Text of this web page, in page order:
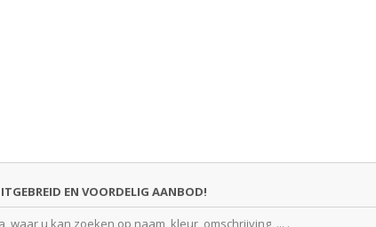
EN VOORDELIG AANBOD!
u kan zoeken op naam, kleur, omschrijving, ... .